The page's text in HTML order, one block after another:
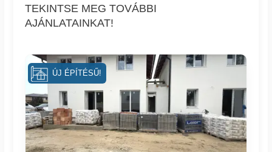
TEKINTSE MEG TOVÁBBI
AJÁNLATAINKAT!
ÚJ ÉPÍTÉSŰ!